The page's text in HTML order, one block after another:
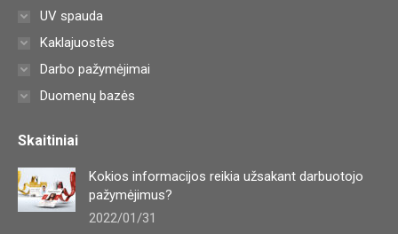
UV spauda
Kaklajuostės
Darbo pažymėjimai
Duomenų bazės
Skaitiniai
Kokios informacijos reikia užsakant darbuotojo
pažymėjimus?
2022/01/31